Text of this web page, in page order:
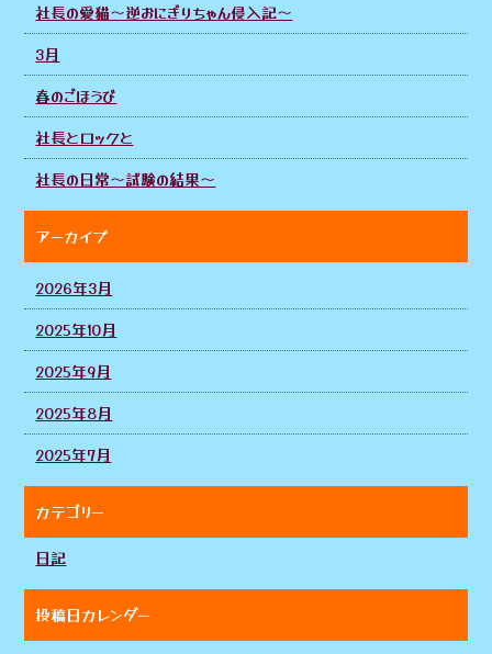
社長の愛猫～逆おにぎりちゃん侵入記～
3月
春のごほうび
社長とロックと
社長の日常〜試験の結果〜
アーカイブ
2026年3月
2025年10月
2025年9月
2025年8月
2025年7月
カテゴリー
日記
投稿日カレンダー